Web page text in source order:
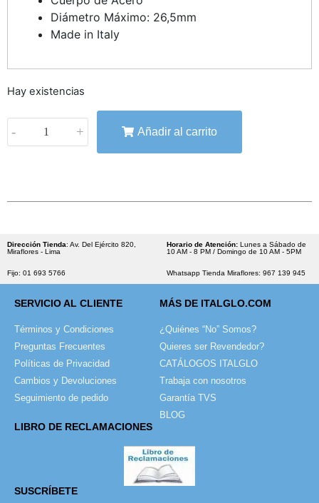
Diámetro Máximo: 26,5mm
Made in Italy
Hay existencias
- + Añadir al carrito
Dirección Tienda: Av. Del Ejército 820,
Miraflores - Lima
Fijo: 01 693 5766
Horario de Atención: Lunes a Sábado de
10 AM - 8 PM / Domingo de 10 AM - 5PM
Whatsapp Tienda Miraflores: 967 139 945
SERVICIO AL CLIENTE
Términos y Condiciones
Preguntas Frecuentes
Políticas de Privacidad
Cambios y Devoluciones
Seguimiento de pedido
MÁS DE ITALGLO.COM
¿Quiénes “No” Somos?
Quieres ser Revendedor?
CATÁLOGOS ITALGLO
Trabaja con nosotros
Garantía TVS
BLOG
LIBRO DE RECLAMACIONES
SUSCRÍBETE